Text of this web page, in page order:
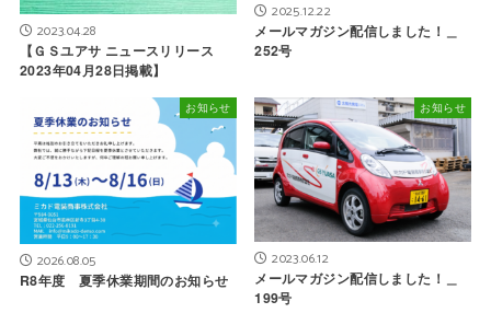
2023.04.28
【ＧＳユアサ ニュースリリース
2023年04月28日掲載】
2025.12.22
メールマガジン配信しました！＿
252号
お知らせ
2026.08.05
R8年度 夏季休業期間のお知らせ
お知らせ
2023.06.12
メールマガジン配信しました！＿
199号